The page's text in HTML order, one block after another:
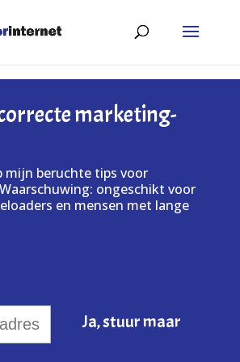
marketing-
mijn beruchte tips voor
ongeschikt voor
en mensen met lange